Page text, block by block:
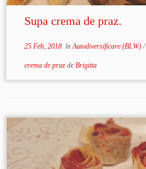
Supa crema de praz.
25 Feb, 2018înAutodiversificare (BLW)/
crema de praz de Brigitta